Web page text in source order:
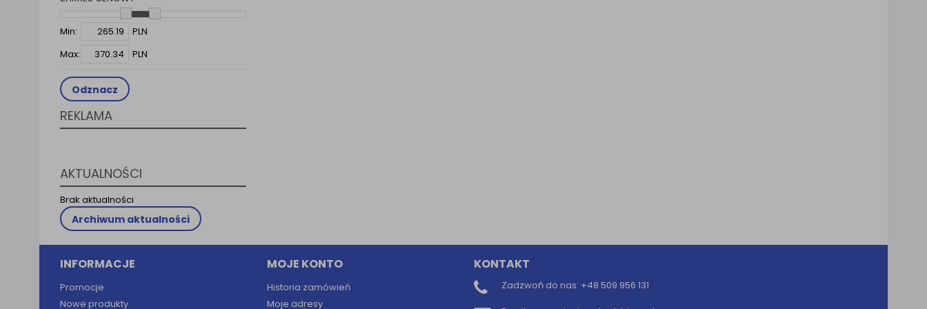
Min:
PLN
Max:
PLN
Odznacz
REKLAMA
AKTUALNOŚCI
Brak aktualności
Archiwum aktualności
INFORMACJE
Promocje
Nowe produkty
MOJE KONTO
Historia zamówień
Moje adresy
KONTAKT
Zadzwoń do nas: +48 509 956 131